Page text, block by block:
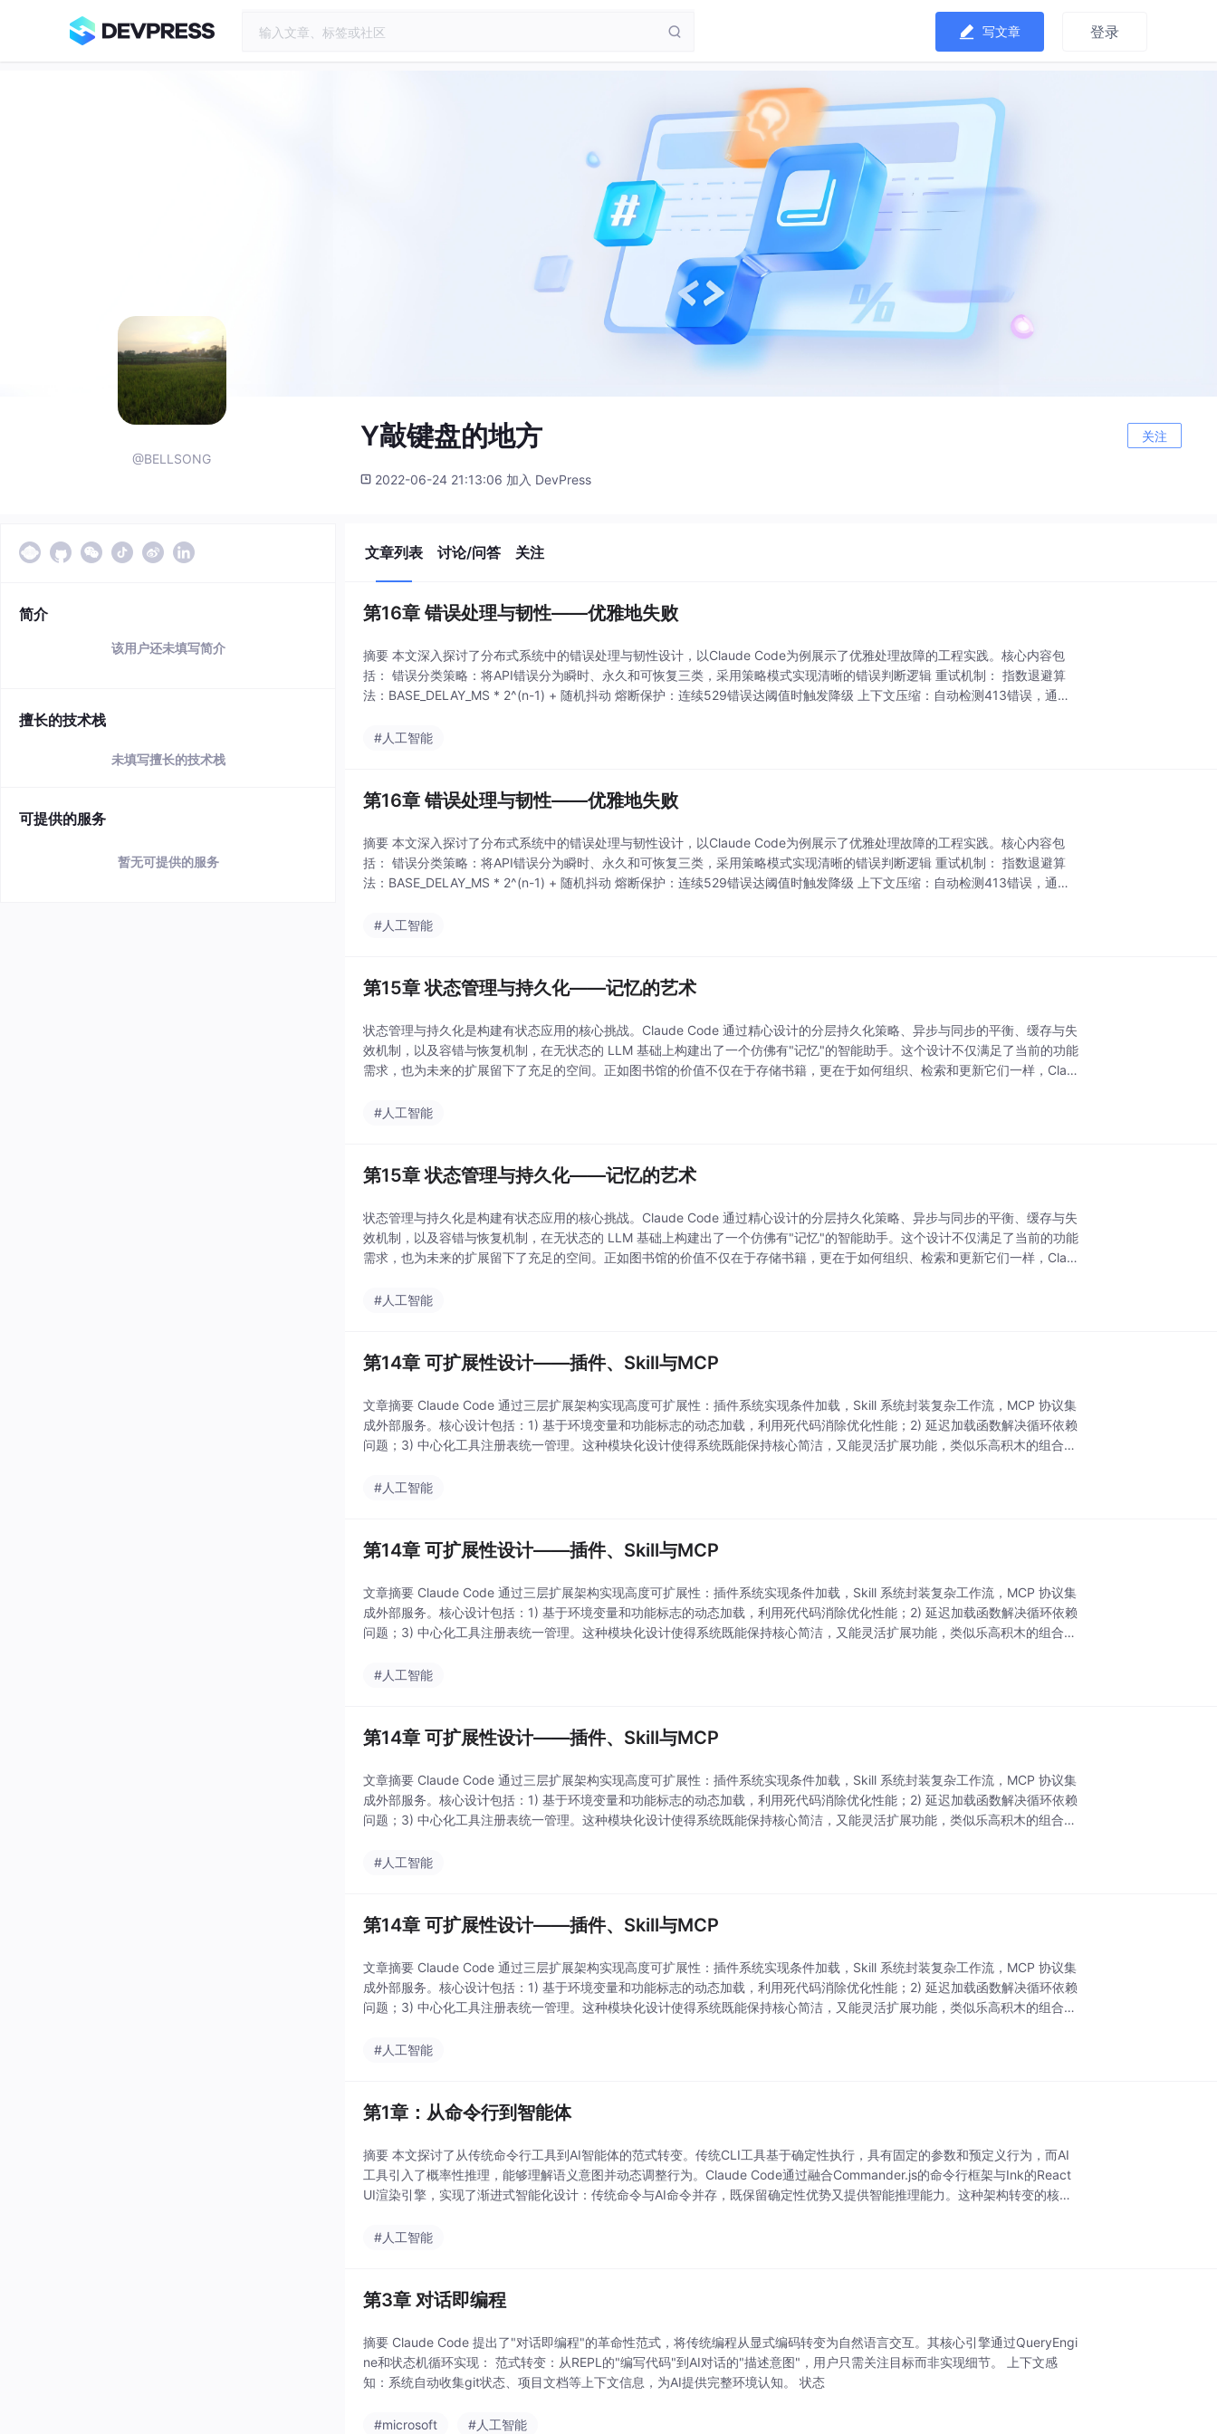
写文章 登录
@BELLSONG
Y敲键盘的地方 关注
2022-06-24 21:13:06 加入 DevPress
简介
该用户还未填写简介
擅长的技术栈
未填写擅长的技术栈
可提供的服务
暂无可提供的服务
文章列表 讨论/问答 关注
第16章 错误处理与韧性——优雅地失败
摘要 本文深入探讨了分布式系统中的错误处理与韧性设计，以Claude Code为例展示了优雅处理故障的工程实践。核心内容包
括： 错误分类策略：将API错误分为瞬时、永久和可恢复三类，采用策略模式实现清晰的错误判断逻辑 重试机制： 指数退避算
法：BASE_DELAY_MS * 2^(n-1) + 随机抖动 熔断保护：连续529错误达阈值时触发降级 上下文压缩：自动检测413错误，通过i
#人工智能
第16章 错误处理与韧性——优雅地失败
摘要 本文深入探讨了分布式系统中的错误处理与韧性设计，以Claude Code为例展示了优雅处理故障的工程实践。核心内容包
括： 错误分类策略：将API错误分为瞬时、永久和可恢复三类，采用策略模式实现清晰的错误判断逻辑 重试机制： 指数退避算
法：BASE_DELAY_MS * 2^(n-1) + 随机抖动 熔断保护：连续529错误达阈值时触发降级 上下文压缩：自动检测413错误，通过i
#人工智能
第15章 状态管理与持久化——记忆的艺术
状态管理与持久化是构建有状态应用的核心挑战。Claude Code 通过精心设计的分层持久化策略、异步与同步的平衡、缓存与失
效机制，以及容错与恢复机制，在无状态的 LLM 基础上构建出了一个仿佛有"记忆"的智能助手。这个设计不仅满足了当前的功能
需求，也为未来的扩展留下了充足的空间。正如图书馆的价值不仅在于存储书籍，更在于如何组织、检索和更新它们一样，Clau
#人工智能
第15章 状态管理与持久化——记忆的艺术
状态管理与持久化是构建有状态应用的核心挑战。Claude Code 通过精心设计的分层持久化策略、异步与同步的平衡、缓存与失
效机制，以及容错与恢复机制，在无状态的 LLM 基础上构建出了一个仿佛有"记忆"的智能助手。这个设计不仅满足了当前的功能
需求，也为未来的扩展留下了充足的空间。正如图书馆的价值不仅在于存储书籍，更在于如何组织、检索和更新它们一样，Clau
#人工智能
第14章 可扩展性设计——插件、Skill与MCP
文章摘要 Claude Code 通过三层扩展架构实现高度可扩展性：插件系统实现条件加载，Skill 系统封装复杂工作流，MCP 协议集
成外部服务。核心设计包括：1) 基于环境变量和功能标志的动态加载，利用死代码消除优化性能；2) 延迟加载函数解决循环依赖
问题；3) 中心化工具注册表统一管理。这种模块化设计使得系统既能保持核心简洁，又能灵活扩展功能，类似乐高积木的组合方
#人工智能
第14章 可扩展性设计——插件、Skill与MCP
文章摘要 Claude Code 通过三层扩展架构实现高度可扩展性：插件系统实现条件加载，Skill 系统封装复杂工作流，MCP 协议集
成外部服务。核心设计包括：1) 基于环境变量和功能标志的动态加载，利用死代码消除优化性能；2) 延迟加载函数解决循环依赖
问题；3) 中心化工具注册表统一管理。这种模块化设计使得系统既能保持核心简洁，又能灵活扩展功能，类似乐高积木的组合方
#人工智能
第14章 可扩展性设计——插件、Skill与MCP
文章摘要 Claude Code 通过三层扩展架构实现高度可扩展性：插件系统实现条件加载，Skill 系统封装复杂工作流，MCP 协议集
成外部服务。核心设计包括：1) 基于环境变量和功能标志的动态加载，利用死代码消除优化性能；2) 延迟加载函数解决循环依赖
问题；3) 中心化工具注册表统一管理。这种模块化设计使得系统既能保持核心简洁，又能灵活扩展功能，类似乐高积木的组合方
#人工智能
第14章 可扩展性设计——插件、Skill与MCP
文章摘要 Claude Code 通过三层扩展架构实现高度可扩展性：插件系统实现条件加载，Skill 系统封装复杂工作流，MCP 协议集
成外部服务。核心设计包括：1) 基于环境变量和功能标志的动态加载，利用死代码消除优化性能；2) 延迟加载函数解决循环依赖
问题；3) 中心化工具注册表统一管理。这种模块化设计使得系统既能保持核心简洁，又能灵活扩展功能，类似乐高积木的组合方
#人工智能
第1章：从命令行到智能体
摘要 本文探讨了从传统命令行工具到AI智能体的范式转变。传统CLI工具基于确定性执行，具有固定的参数和预定义行为，而AI
工具引入了概率性推理，能够理解语义意图并动态调整行为。Claude Code通过融合Commander.js的命令行框架与Ink的React
UI渲染引擎，实现了渐进式智能化设计：传统命令与AI命令并存，既保留确定性优势又提供智能推理能力。这种架构转变的核心
#人工智能
第3章 对话即编程
摘要 Claude Code 提出了"对话即编程"的革命性范式，将传统编程从显式编码转变为自然语言交互。其核心引擎通过QueryEngi
ne和状态机循环实现： 范式转变：从REPL的"编写代码"到AI对话的"描述意图"，用户只需关注目标而非实现细节。 上下文感
知：系统自动收集git状态、项目文档等上下文信息，为AI提供完整环境认知。 状态
#microsoft #人工智能